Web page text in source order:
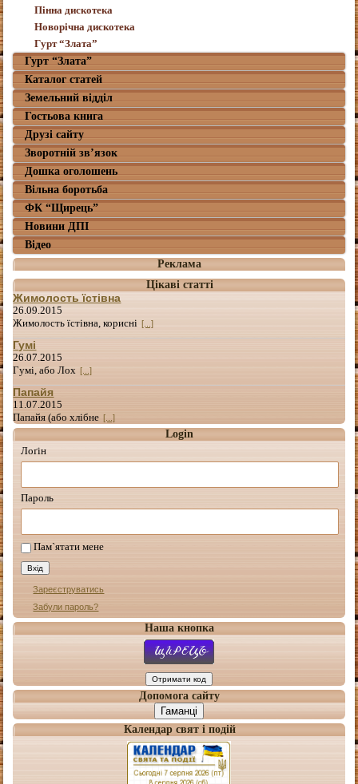
Пінна дискотека
Новорічна дискотека
Гурт “Злата”
Гурт “Злата”
Каталог статей
Земельний відділ
Гостьова книга
Друзі сайту
Зворотній зв’язок
Дошка оголошень
Вільна боротьба
ФК “Щирець”
Новини ДПІ
Відео
Реклама
Цікаві статті
Жимолость їстівна
26.09.2015
Жимолость їстівна, корисні [...]
Гумі
26.07.2015
Гумі, або Лох [...]
Папайя
11.07.2015
Папайя (або хлібне [...]
Login
Лоґін
Пароль
Пам`ятати мене
Зареєструватись
Забули пароль?
Наша кнопка
Допомога сайту
Гаманці
Календар свят і подій